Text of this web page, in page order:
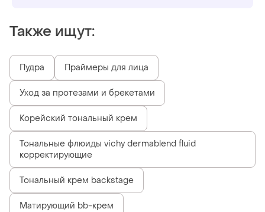
Также ищут:
Пудра Праймеры для лица
Уход за протезами и брекетами
Корейский тональный крем
Тональные флюиды vichy dermablend fluid
корректирующие
Тональный крем backstage
Матирующий bb-крем